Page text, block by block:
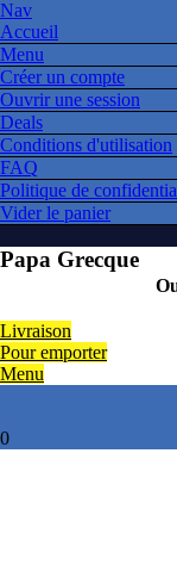
Nav
Accueil
Menu
Créer un compte
Ouvrir une session
Deals
Conditions d'utilisation
FAQ
Politique de
Vider le panier
Papa Grecque
Livraison
Pour emporter
Menu
0